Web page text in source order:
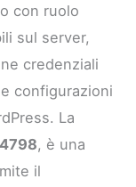
con ruolo
sul server,
credenziali
configurazioni
La
, è una
il